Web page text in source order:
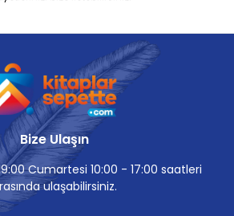
Bize Ulaşın
Cumartesi 10:00 - 17:00 saatleri
ulaşabilirsiniz.